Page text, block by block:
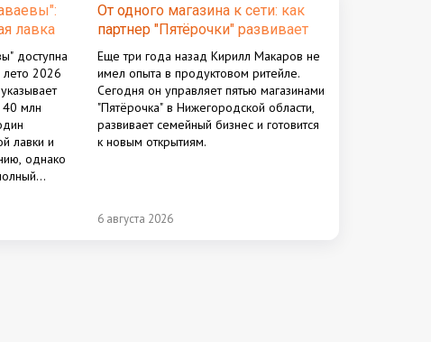
лавка
доступна
лето 2026
40 млн
лавки и
однако
от 40
От одного магазина к сети: как
партнер "Пятёрочки" развивает
бизнес в Нижегородской
области
Еще три года назад Кирилл Макаров не
имел опыта в продуктовом ритейле.
Сегодня он управляет пятью магазинами
"Пятёрочка" в Нижегородской области,
развивает семейный бизнес и готовится
к новым открытиям.
6 августа 2026